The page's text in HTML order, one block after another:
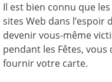
Il est bien connu que
sites Web dans l’espoir
devenir vous-même
pendant les Fêtes,
fournir votre carte.